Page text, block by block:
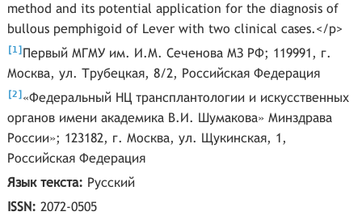
method and its potential application for the diagnosis of
bullous pemphigoid of Lever with two clinical cases.</p>
[1]Первый МГМУ им. И.М. Сеченова МЗ РФ; 119991, г.
Москва, ул. Трубецкая, 8/2, Российская Федерация
[2]«Федеральный НЦ трансплантологии и искусственных
органов имени академика В.И. Шумакова» Минздрава
России»; 123182, г. Москва, ул. Щукинская, 1,
Российская Федерация
Язык текста: Русский
ISSN: 2072-0505